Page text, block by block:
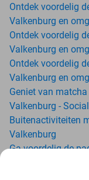
Ontdek voordelig
Valkenburg en
Ontdek voordelig
Valkenburg en
Ontdek voordelig
Valkenburg en
Geniet van
Valkenburg -
Buitenactiviteiten
Valkenburg
Ga voordelig de
Geniet van je